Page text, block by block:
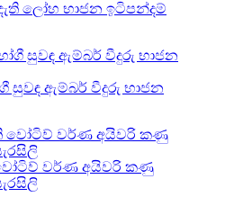
ලෝහ භාජන ඉටිපන්දම්
සුවඳ ඇම්බර් වීදුරු භාජන
වර්ණ අයිවරි කණු